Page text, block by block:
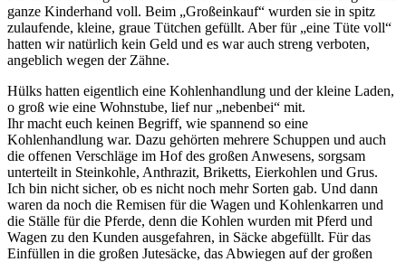
ganze Kinderhand voll. Beim
Großeinkauf
wurden sie in spitz
zulaufende, kleine, graue Tütchen gefüllt. Aber für eine Tüte voll
hatten wir natürlich kein Geld und es war auch streng verboten,
angeblich wegen der Zähne.
Hülks hatten eigentlich eine Kohlenhandlung und der kleine Laden,
o groß wie eine Wohnstube, lief nur nebenbei
mit.
Ihr macht euch keinen Begriff, wie spannend so eine
Kohlenhandlung war. Dazu gehörten mehrere Schuppen und auch
die offenen Verschläge im Hof des großen Anwesens, sorgsam
unterteilt in Steinkohle, Anthrazit, Briketts, Eierkohlen und Grus.
Ich bin nicht sicher, ob es nicht noch mehr Sorten gab. Und dann
waren da noch die Remisen für die Wagen und Kohlenkarren und
die Ställe für die Pferde, denn die Kohlen wurden mit Pferd und
Wagen zu den Kunden ausgefahren, in Säcke abgefüllt. Für das
Einfüllen in die großen Jutesäcke, das Abwiegen auf der großen